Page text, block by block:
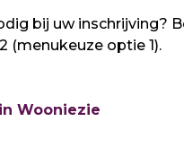
bij uw inschrijving?
(menukeuze optie 1).
Wooniezie